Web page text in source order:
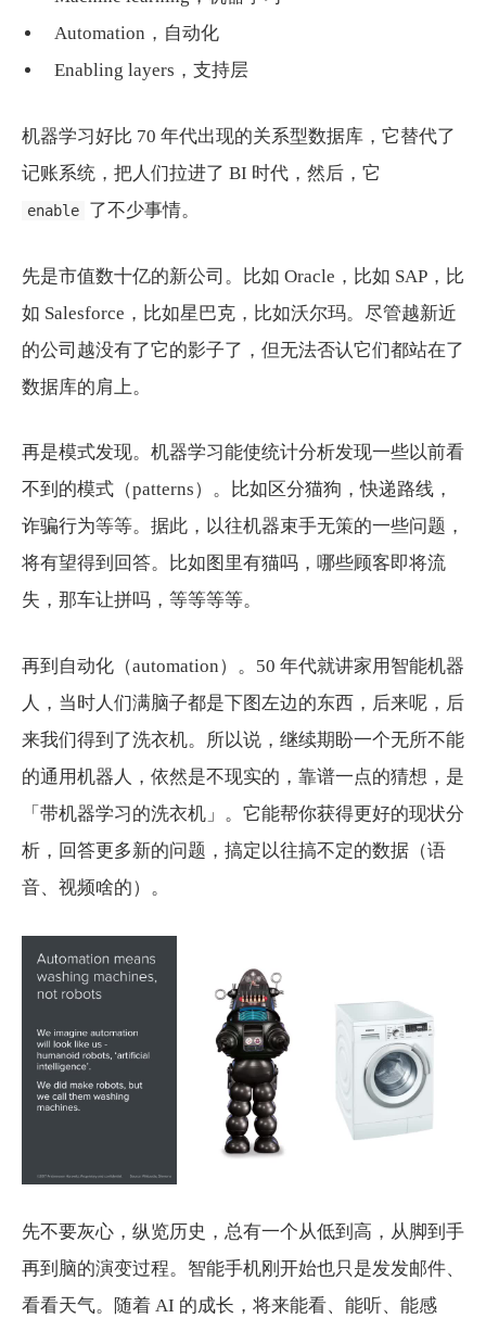
Automation，自动化
Enabling layers，支持层
机器学习好比 70 年代出现的关系型数据库，它替代了
记账系统，把人们拉进了 BI 时代，然后，它
enable 了不少事情。
先是市值数十亿的新公司。比如 Oracle，比如 SAP，比
如 Salesforce，比如星巴克，比如沃尔玛。尽管越新近
的公司越没有了它的影子了，但无法否认它们都站在了
数据库的肩上。
再是模式发现。机器学习能使统计分析发现一些以前看
不到的模式（patterns）。比如区分猫狗，快递路线，
诈骗行为等等。据此，以往机器束手无策的一些问题，
将有望得到回答。比如图里有猫吗，哪些顾客即将流
失，那车让拼吗，等等等等。
再到自动化（automation）。50 年代就讲家用智能机器
人，当时人们满脑子都是下图左边的东西，后来呢，后
来我们得到了洗衣机。所以说，继续期盼一个无所不能
的通用机器人，依然是不现实的，靠谱一点的猜想，是
「带机器学习的洗衣机」。它能帮你获得更好的现状分
析，回答更多新的问题，搞定以往搞不定的数据（语
音、视频啥的）。
先不要灰心，纵览历史，总有一个从低到高，从脚到手
再到脑的演变过程。智能手机刚开始也只是发发邮件、
看看天气。随着 AI 的成长，将来能看、能听、能感